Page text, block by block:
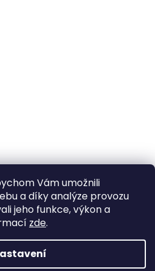
Vám umožnili
a díky analýze provozu
jeho funkce, výkon a
zde.
na Instagramu